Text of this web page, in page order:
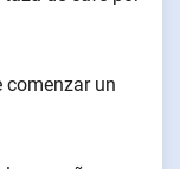
comenzar un